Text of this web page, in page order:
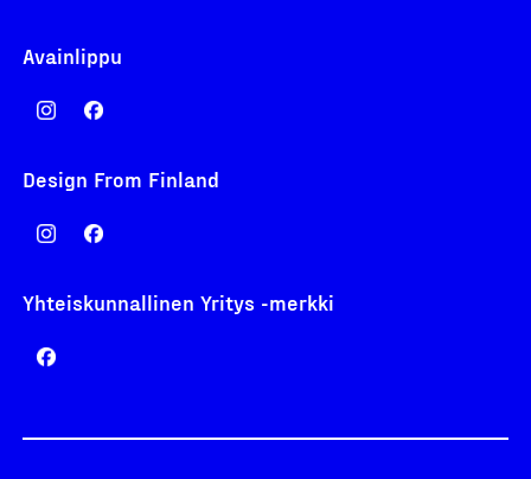
Avainlippu
Design From Finland
Yhteiskunnallinen Yritys -merkki